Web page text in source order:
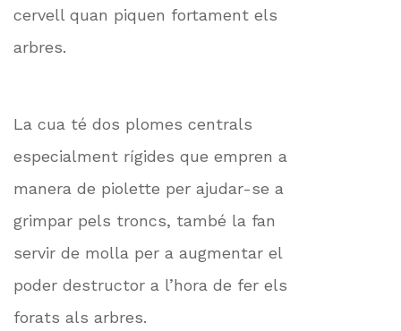
cervell quan piquen fortament els
arbres.
La cua té dos plomes centrals
especialment rígides que empren a
manera de piolette per ajudar-se a
grimpar pels troncs, també la fan
servir de molla per a augmentar el
poder destructor a l’hora de fer els
forats als arbres.